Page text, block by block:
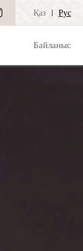
Қаз Рус
Байланыс